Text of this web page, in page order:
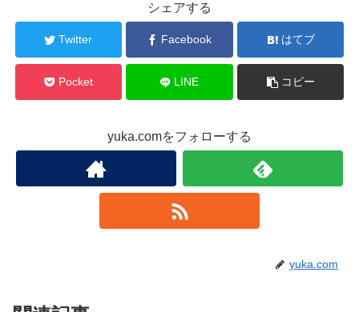
シェアする
Twitter Facebook はてブ
Pocket LINE コピー
yuka.comをフォローする
yuka.com